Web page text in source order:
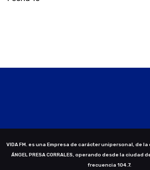
VIDA FM. es una Empresa de carácter unipersonal, de
ÁNGEL PRESA CORRALES, operando desde la ciudad
frecuencia 104.7.